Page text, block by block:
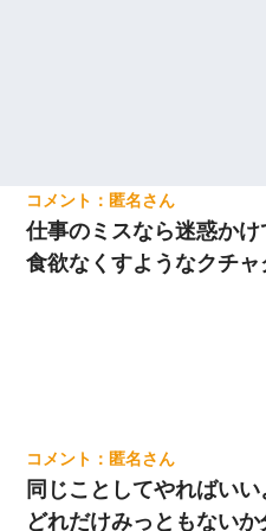
匿名
仕事のミスなら迷惑か
食欲なくすようなクチ
匿名
同じことしてやればいい
どれだけみっともないか